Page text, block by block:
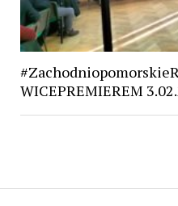
WICEPREMIEREM